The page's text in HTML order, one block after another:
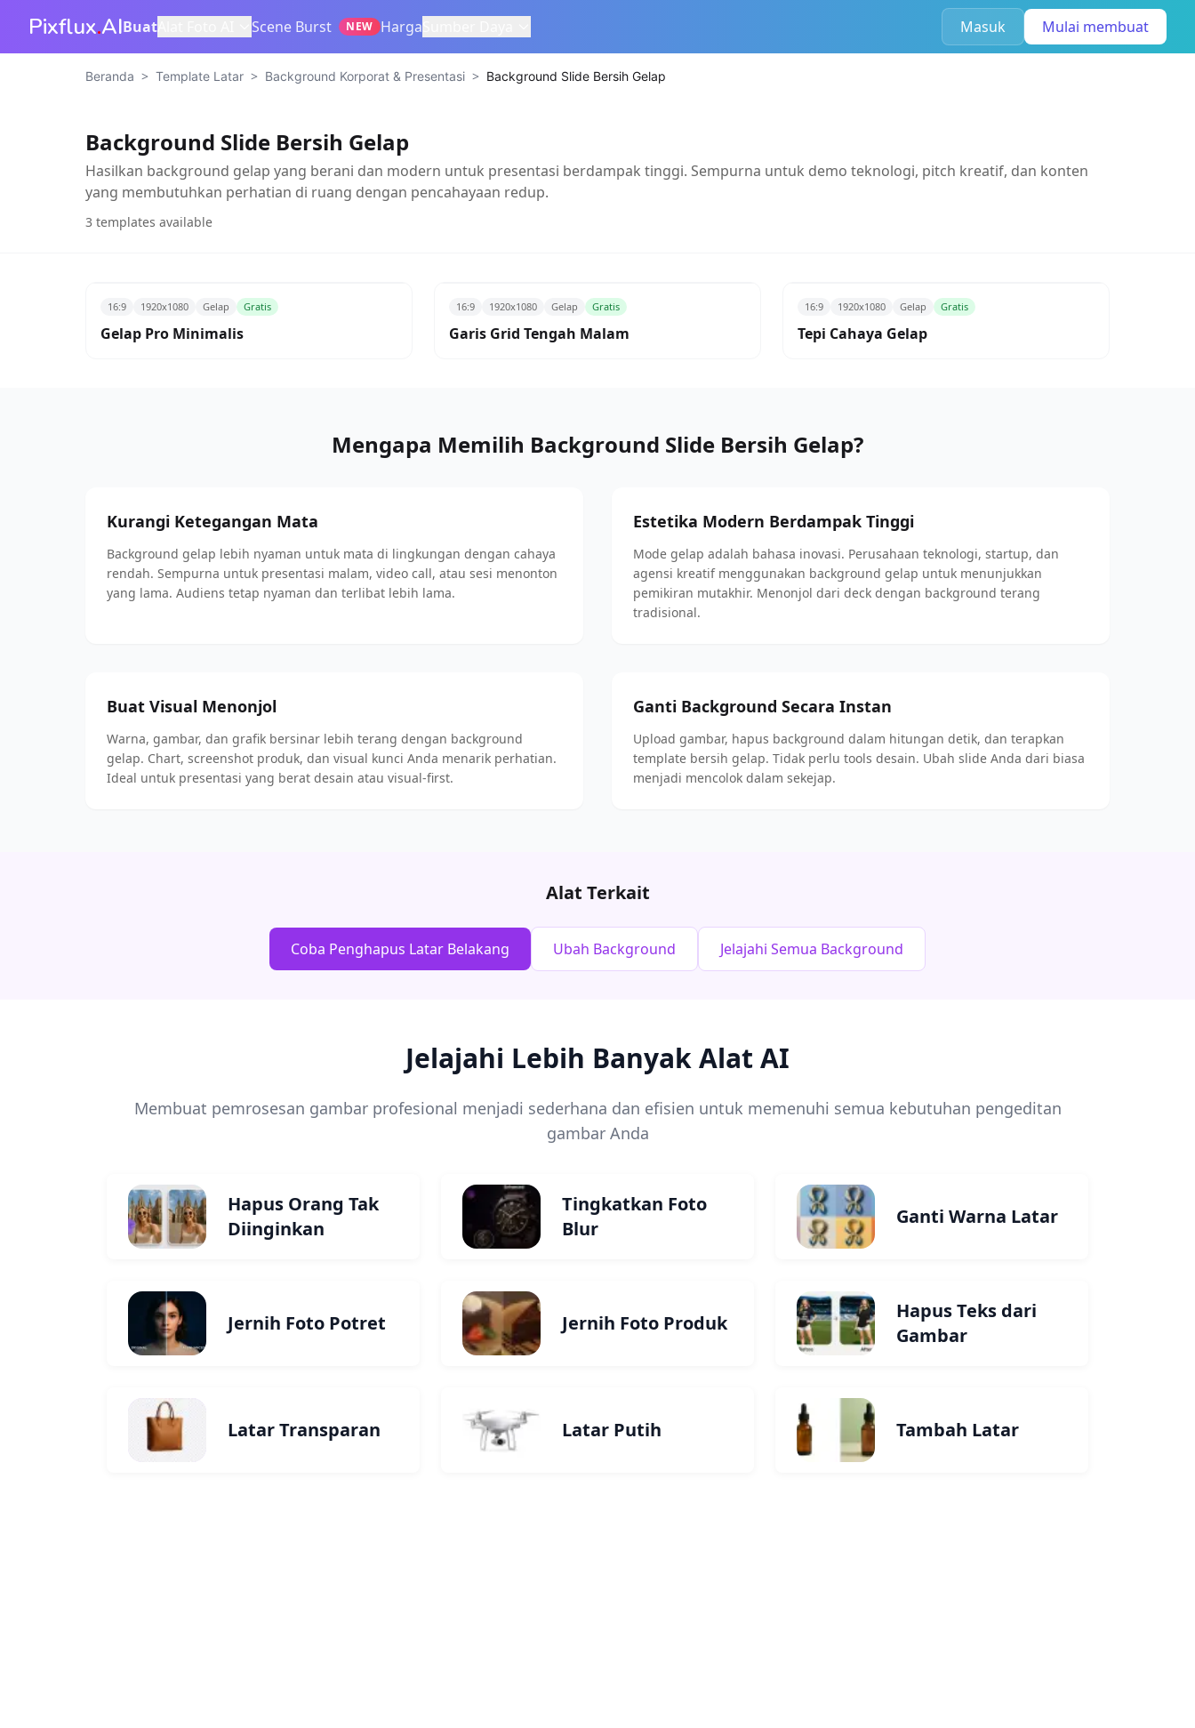
Pixflux.AIBuat Scene Burst NEW Harga Masuk Mulai membuat
Beranda > Template Latar > Background Korporat & Presentasi > Background Slide Bersih Gelap
Background Slide Bersih Gelap
Hasilkan background gelap yang berani dan modern untuk presentasi berdampak tinggi. Sempurna untuk demo teknologi, pitch kreatif, dan konten
yang membutuhkan perhatian di ruang dengan pencahayaan redup.
3 templates available
16:9 1920x1080 Gelap Gratis
Gelap Pro Minimalis
16:9 1920x1080 Gelap Gratis
Garis Grid Tengah Malam
16:9 1920x1080 Gelap Gratis
Tepi Cahaya Gelap
Mengapa Memilih Background Slide Bersih Gelap?
Kurangi Ketegangan Mata
Background gelap lebih nyaman untuk mata di lingkungan dengan cahaya
rendah. Sempurna untuk presentasi malam, video call, atau sesi menonton
yang lama. Audiens tetap nyaman dan terlibat lebih lama.
Estetika Modern Berdampak Tinggi
Mode gelap adalah bahasa inovasi. Perusahaan teknologi, startup, dan
agensi kreatif menggunakan background gelap untuk menunjukkan
pemikiran mutakhir. Menonjol dari deck dengan background terang
tradisional.
Buat Visual Menonjol
Warna, gambar, dan grafik bersinar lebih terang dengan background
gelap. Chart, screenshot produk, dan visual kunci Anda menarik perhatian.
Ideal untuk presentasi yang berat desain atau visual-first.
Ganti Background Secara Instan
Upload gambar, hapus background dalam hitungan detik, dan terapkan
template bersih gelap. Tidak perlu tools desain. Ubah slide Anda dari biasa
menjadi mencolok dalam sekejap.
Alat Terkait
Coba Penghapus Latar Belakang Ubah Background Jelajahi Semua Background
Jelajahi Lebih Banyak Alat AI
Membuat pemrosesan gambar profesional menjadi sederhana dan efisien untuk memenuhi semua kebutuhan pengeditan
gambar Anda
Hapus Orang Tak
Diinginkan
Tingkatkan Foto
Blur
Ganti Warna Latar
Jernih Foto Potret Jernih Foto Produk
Hapus Teks dari
Gambar
Latar Transparan Latar Putih Tambah Latar